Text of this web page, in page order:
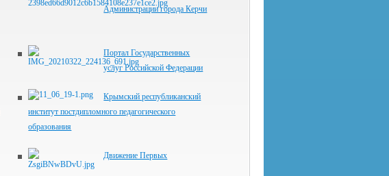
Администрации города Керчи
Портал Государственных
услуг Российской Федерации
Крымский республиканский
институт постдипломного педагогического
образования
Движение Первых